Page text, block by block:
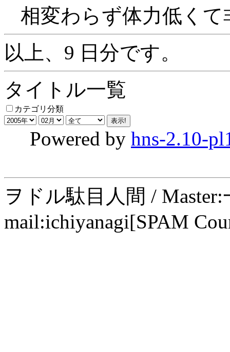
相変わらず体力低く
以上、9 日分です。
タイトル一覧
カテゴリ分類
Powered by hns-2.10-
ヲドル駄目人間 /
mail:ichiyanagi[SPAM